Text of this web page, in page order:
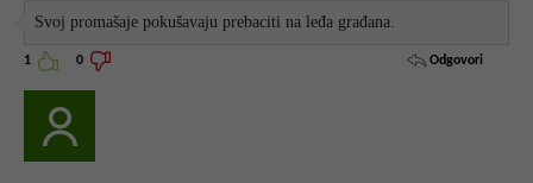
Svoj promašaje pokušavaju prebaciti na leđa građana.
1 0 Odgovori